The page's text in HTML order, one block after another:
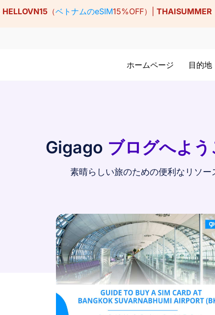
HELLOVN15（ベトナムのeSIM15%OFF）| THAISUMMER
ホームページ 目的地
Gigago ブログへよう
素晴らしい旅のための便利なリソー